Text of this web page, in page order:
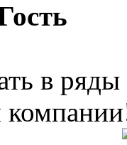
в ряды